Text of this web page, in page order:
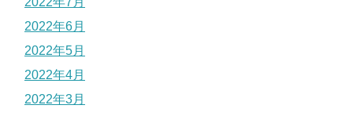
2022年6月
2022年5月
2022年4月
2022年3月